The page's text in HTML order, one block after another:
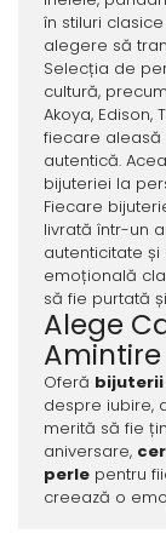
în stiluri
alegere să
Selecția de
cultură,
Akoya,
fiecare aleasă
autentică.
bijuteriei la
Fiecare
livrată într-un
autenticitate
emoțională
să fie purtată
Alege
Amintire
Oferă bijuterii
despre iubire,
merită să fie
aniversare,
perlepentru
creează o